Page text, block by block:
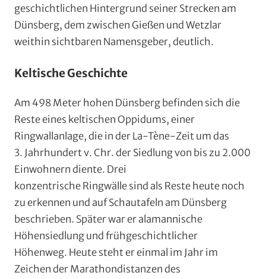
geschichtlichen Hintergrund seiner Strecken am
Dünsberg, dem zwischen Gießen und Wetzlar
weithin sichtbaren Namensgeber, deutlich.
Keltische Geschichte
Am 498 Meter hohen Dünsberg befinden sich die
Reste eines keltischen Oppidums, einer
Ringwallanlage, die in der La-Tène-Zeit um das
3. Jahrhundert v. Chr. der Siedlung von bis zu 2.000
Einwohnern diente. Drei
konzentrische Ringwälle sind als Reste heute noch
zu erkennen und auf Schautafeln am Dünsberg
beschrieben. Später war er alamannische
Höhensiedlung und frühgeschichtlicher
Höhenweg. Heute steht er einmal im Jahr im
Zeichen der Marathondistanzen des